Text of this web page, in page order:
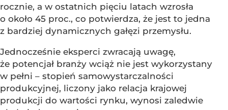
rocznie, a w ostatnich pięciu latach wzrosła
o około 45 proc., co potwierdza, że jest to jedna
z bardziej dynamicznych gałęzi przemysłu.
Jednocześnie eksperci zwracają uwagę,
że potencjał branży wciąż nie jest wykorzystany
w pełni – stopień samowystarczalności
produkcyjnej, liczony jako relacja krajowej
produkcji do wartości rynku, wynosi zaledwie